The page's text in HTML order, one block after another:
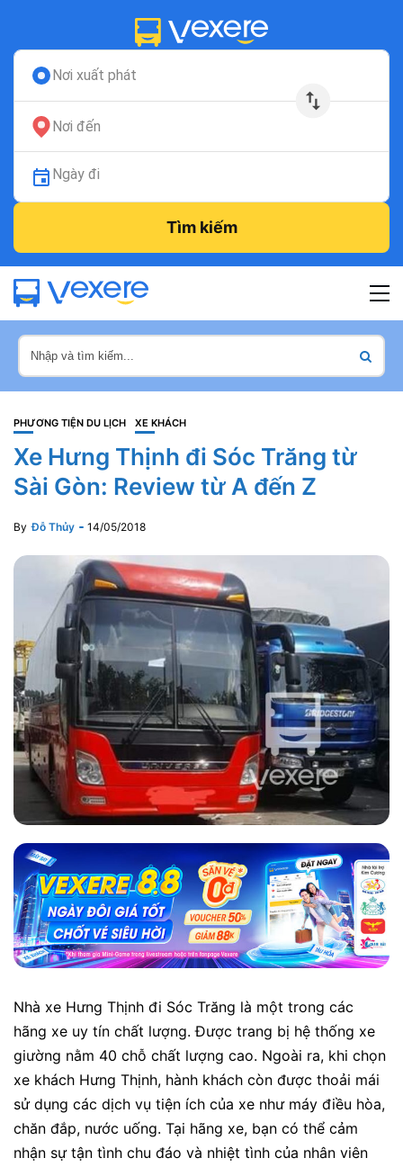
Nơi xuất phát
Nơi đến
Ngày đi
Tìm kiếm
PHƯƠNG TIỆN DU LỊCH XE KHÁCH
Xe Hưng Thịnh đi Sóc Trăng từ
Sài Gòn: Review từ A đến Z
By Đỗ Thủy 14/05/2018
Nhà xe Hưng Thịnh đi Sóc Trăng là một trong các
hãng xe uy tín chất lượng. Được trang bị hệ thống xe
giường nằm 40 chỗ chất lượng cao. Ngoài ra, khi chọn
xe khách Hưng Thịnh, hành khách còn được thoải mái
sử dụng các dịch vụ tiện ích của xe như máy điều hòa,
chăn đắp, nước uống. Tại hãng xe, bạn có thể cảm
nhận sự tận tình chu đáo và nhiệt tình của nhân viên